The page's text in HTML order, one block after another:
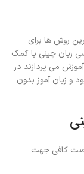
روش ها برای
زبان چینی با کمک
می پردازند در
و زبان آموز بدون
کافی جهت